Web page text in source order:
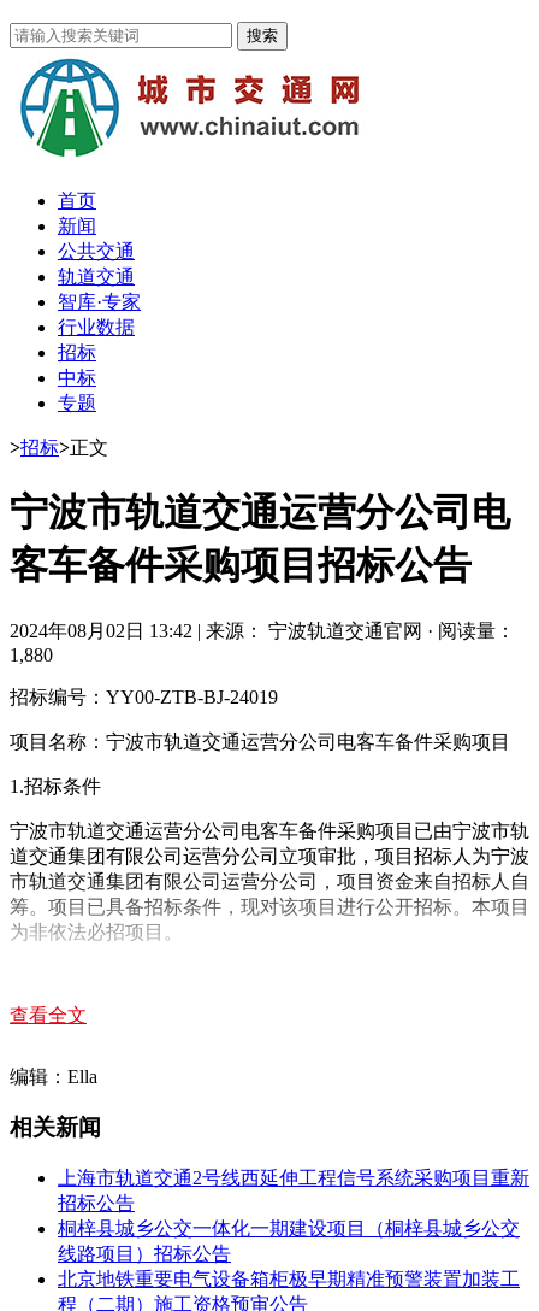
首页
新闻
公共交通
轨道交通
智库·专家
行业数据
招标
中标
专题
>招标>正文
宁波市轨道交通运营分公司电
客车备件采购项目招标公告
2024年08月02日 13:42 | 来源： 宁波轨道交通官网 · 阅读量：
1,880
招标编号：YY00-ZTB-BJ-24019
项目名称：宁波市轨道交通运营分公司电客车备件采购项目
1.招标条件
宁波市轨道交通运营分公司电客车备件采购项目已由宁波市轨
道交通集团有限公司运营分公司立项审批，项目招标人为宁波
市轨道交通集团有限公司运营分公司，项目资金来自招标人自
筹。项目已具备招标条件，现对该项目进行公开招标。本项目
为非依法必招项目。
2.1项目概况：
本项目为运营分公司2024-2027年电客车车辆备件的采购。为
进一步提高采购效率、降低采购成本，现对运营分公司电客车
备件采购签署框架采购协议。
宁波市轨道交通运营分公司电客车备件采购项目，具体详见
《用户需求书》。
2.3交货地点：
查看全文
编辑：Ella
相关新闻
上海市轨道交通2号线西延伸工程信号系统采购项目重新
招标公告
桐梓县城乡公交一体化一期建设项目（桐梓县城乡公交
线路项目）招标公告
北京地铁重要电气设备箱柜极早期精准预警装置加装工
程（二期）施工资格预审公告